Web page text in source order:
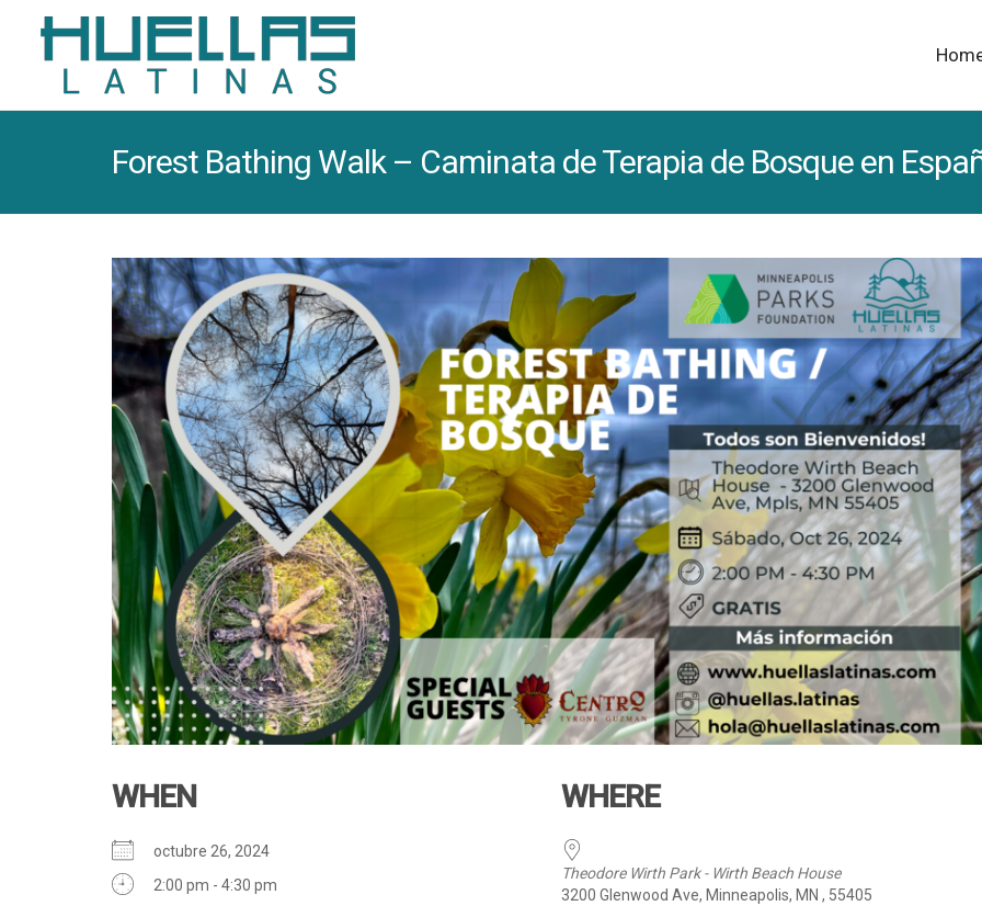
Forest Bathing Walk – Caminata de Terapia de Bosque en
WHEN
octubre 26, 2024
2:00 pm - 4:30 pm
WHERE
Theodore Wirth Park - Wirth Beach House
3200 Glenwood Ave, Minneapolis, MN , 55405